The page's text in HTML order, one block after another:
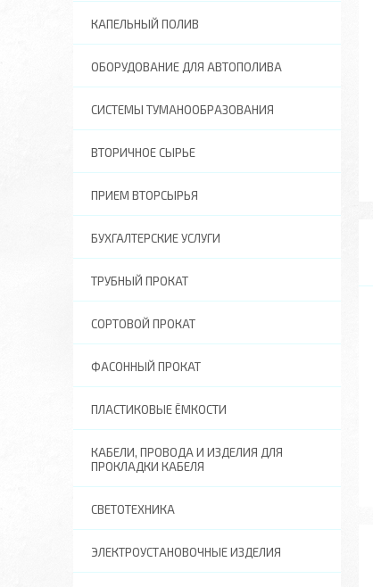
КАПЕЛЬНЫЙ ПОЛИВ
ОБОРУДОВАНИЕ ДЛЯ АВТОПОЛИВА
СИСТЕМЫ ТУМАНООБРАЗОВАНИЯ
ВТОРИЧНОЕ СЫРЬЕ
ПРИЕМ ВТОРСЫРЬЯ
БУХГАЛТЕРСКИЕ УСЛУГИ
ТРУБНЫЙ ПРОКАТ
СОРТОВОЙ ПРОКАТ
ФАСОННЫЙ ПРОКАТ
ПЛАСТИКОВЫЕ ЁМКОСТИ
КАБЕЛИ, ПРОВОДА И ИЗДЕЛИЯ ДЛЯ
ПРОКЛАДКИ КАБЕЛЯ
СВЕТОТЕХНИКА
ЭЛЕКТРОУСТАНОВОЧНЫЕ ИЗДЕЛИЯ